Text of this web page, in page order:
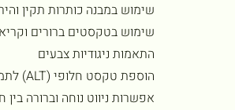
שימוש במבנה כותרות תקין
שימוש בטקסטים ברורים
התאמות ניגודיות צבעים
הוספת טקסט חלופי (ALT) לתמונות מרכזיות
אפשרות ניווט נוחה וברורה